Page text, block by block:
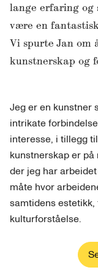
lange erfaring
være en
Vi spurte Jan om
kunstnerskap og
Jeg er en kunstner
intrikate
interesse, i tillegg
kunstnerskap er
der jeg har
måte hvor
samtidens
kulturforståelse.